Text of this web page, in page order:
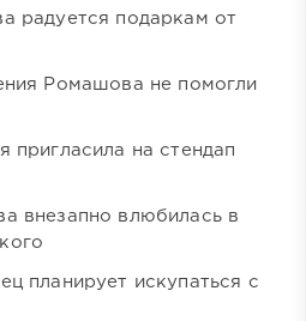
радуется подаркам от
Ромашова не помогли
пригласила на стендап
внезапно влюбилась в
планирует искупаться с